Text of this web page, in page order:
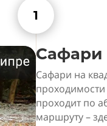
1
Сафари
Сафари на
проходит по
маршруту –